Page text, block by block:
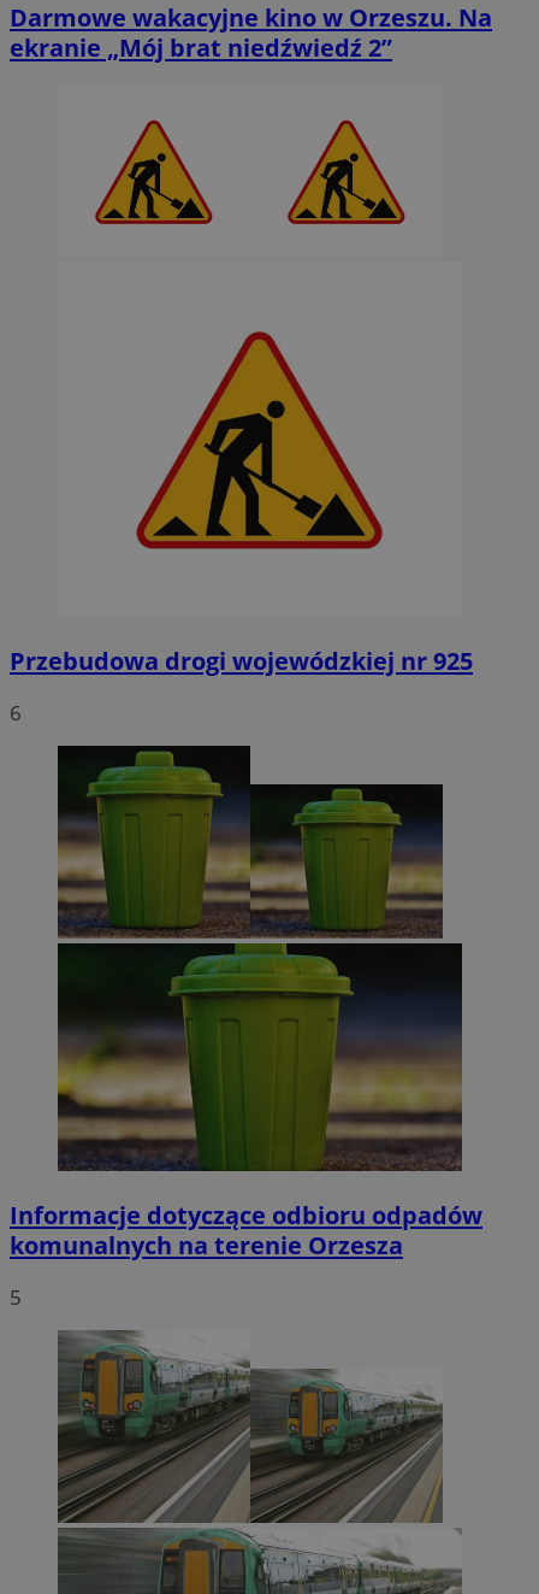
Darmowe wakacyjne kino w Orzeszu. Na
ekranie „Mój brat niedźwiedź 2”
Przebudowa drogi wojewódzkiej nr 925
6
Informacje dotyczące odbioru odpadów
komunalnych na terenie Orzesza
5